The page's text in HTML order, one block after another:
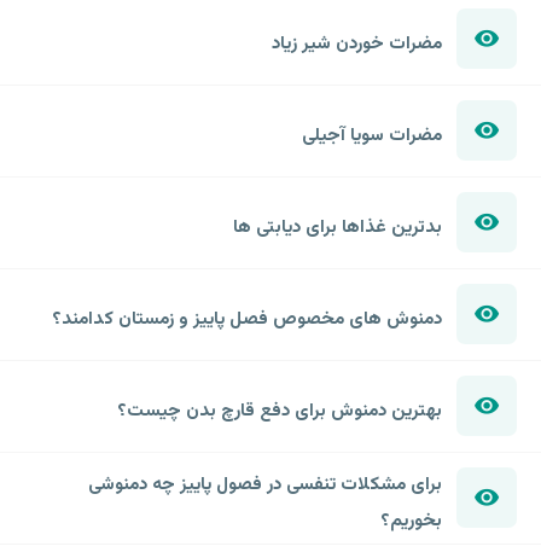
مضرات خوردن شیر زیاد
مضرات سویا آجیلی
بدترین غذاها برای دیابتی ها
دمنوش های مخصوص فصل پاییز و زمستان کدامند؟
بهترین دمنوش برای دفع قارچ بدن چیست؟
برای مشکلات تنفسی در فصول پاییز چه دمنوشی
بخوریم؟